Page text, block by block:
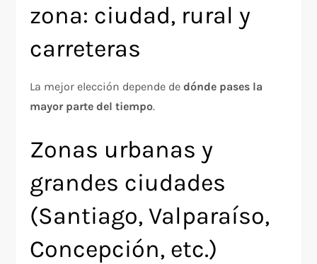
zona: ciudad, rural y
carreteras
La mejor elección depende dedónde pases la
mayor parte del tiempo.
Zonas urbanas y
grandes ciudades
(Santiago, Valparaíso,
Concepción, etc.)